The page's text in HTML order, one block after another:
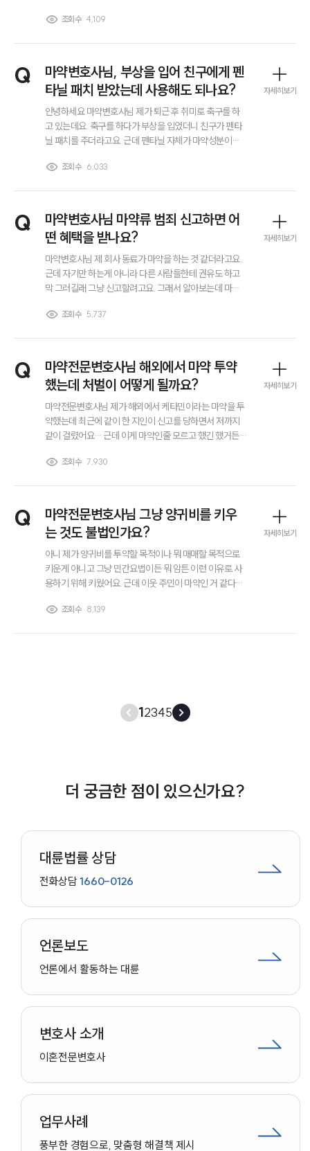
언론보도
공지사항
법률 블로그
법률서식
뉴스레터/브로슈어
대륜법률상담예약
만화로 보는 사례
하더라도 실형이 선고될 수 있는지 궁금합니다.
조회수 4,109
Q
마약변호사님, 부상을 입어 친구에게 펜
타닐 패치 받았는데 사용해도 되나요?
안녕하세요 마약변호사님 제가 퇴근 후 취미로 축구를 하
고 있는데요. 축구를 하다가 부상을 입었더니 친구가 펜타
닐 패치를 주더라고요. 근데 펜타닐 자체가 마약성분이라
하다면 사용하고 싶은데 써도 되는걸까요?
조회수 6,033
자세히보기
Q
마약변호사님 마약류 범죄 신고하면 어
떤 혜택을 받나요?
마약변호사님 제 회사 동료가 마약을 하는 것 같더라고요..
근데 자기만 하는게 아니라 다른 사람들한테 권유도 하고
막 그러길래 그냥 신고할려고요. 그래서 알아보는데 마약
지 알 수 있을까요?
조회수 5,737
자세히보기
Q
마약전문변호사님 해외에서 마약 투약
했는데 처벌이 어떻게 될까요?
마약전문변호사님 제가 해외에서 케타민이라는 마약을 투
약했는데 최근에 같이 한 지인이 신고를 당하면서 저까지
같이 걸렸어요… 근데 이게 마약인줄 모르고 했긴 했거든
될까요? 그리고 뭐 대응 방법이라던지 그런거 알 수 있을까
조회수 7,930
자세히보기
Q
마약전문변호사님 그냥 양귀비를 키우
는 것도 불법인가요?
아니 제가 양귀비를 투약할 목적이나 뭐 매매할 목적으로
키운게 아니고 그냥 민간요법이든 뭐 암튼 이런 이유로 사
용하기 위해 키웠어요. 근데 이웃 주민이 마약인 거 같다고
그냥 키우는거였어요. 이런 경우에도 불법인가요? 마약전
조회수 8,139
자세히보기
12345
더 궁금한 점이 있으신가요?
대륜법률 상담
전화상담1660-0126
언론보도
언론에서 활동하는 대륜
변호사 소개
이혼전문변호사
업무사례
풍부한 경험으로, 맞춤형 해결책 제시